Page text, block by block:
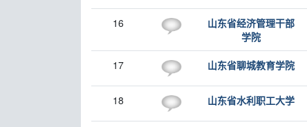
16
山东省经济管理干部
学院
17 山东省聊城教育学院
18 山东省水利职工大学